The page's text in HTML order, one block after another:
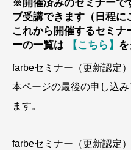
※開催済みのセミナーで
ブ受講できます （日程に
これから開催するセミ
ーの一覧は
【こちら】
farbeセミナー（更新認定
本ページの最後の申し込
ます。
farbeセミナー（更新認定